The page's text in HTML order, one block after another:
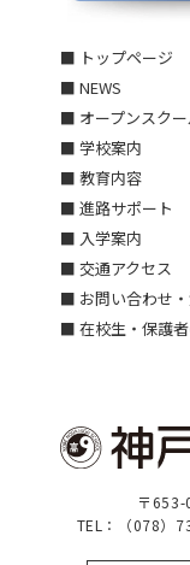
■ トップページ
■ NEWS
■ オープンスクー
■ 学校案内
■ 教育内容
■ 進路サポート
■ 入学案内
■ 交通アクセス
■ お問い合わせ
■ 在校生・保護
〒
TEL：（078）